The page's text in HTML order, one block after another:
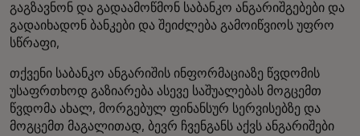
გაგზავნონ და გადაამოწმონ საბანკო ანგარიშგებები და
გადაიხადონ ბანკები და შეიძლება გამოიწვიოს უფრო
სწრაფი,
თქვენი საბანკო ანგარიშის ინფორმაციაზე წვდომის
უსაფრთხოდ გაზიარება ასევე საშუალებას მოგცემთ
წვდომა ახალ, მორგებულ ფინანსურ სერვისებზე და
მოგცემთ მაგალითად, ბევრ ჩვენგანს აქვს ანგარიშები